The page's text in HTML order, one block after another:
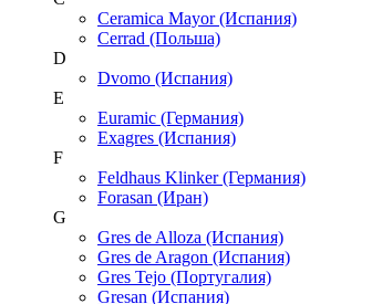
Ceramica Mayor (Испания)
Cerrad (Польша)
D
Dvomo (Испания)
E
Euramic (Германия)
Exagres (Испания)
F
Feldhaus Klinker (Германия)
Forasan (Иран)
G
Gres de Alloza (Испания)
Gres de Aragon (Испания)
Gres Tejo (Португалия)
Gresan (Испания)